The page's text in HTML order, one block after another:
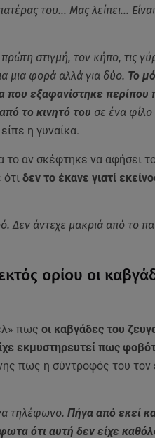
του… Μας λείπει…
στιγμή, τον κήπο, τις
μια φορά αλλά για δύο. Το
που εξαφανίστηκε περίπου
το κινητό του σε ένα
είπε η γυναίκα.
αν σκέφτηκε να αφήσει
δεν το έκανε γιατί
Δεν άντεχε μακριά από το
ορίου οι
πως οι καβγάδες του
εκμυστηρευτεί πως
πως η σύντροφός του τον
τηλέφωνο. Πήγα από εκεί
ότι αυτή δεν είχε